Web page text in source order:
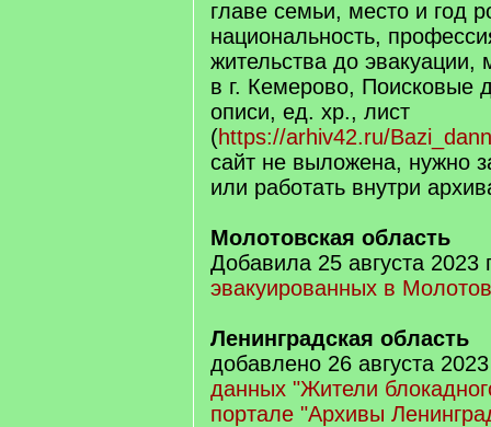
главе семьи, место и год
национальность,
жительства до
в г. Кемерово,
описи, ед. хр., лист
(https://arhiv42.ru/
сайт не выложена, нужно
или работать внутри
Молотовская область
Добавила 25 августа 2023
эвакуированных в
Ленинградская область
добавлено 26 августа
данных "Жители
портале "Архивы